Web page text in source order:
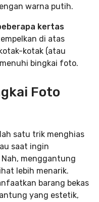
warna putih.
kertas
di atas
kotak (atau
bingkai foto.
Foto
satu trik menghias
saat ingin
menggantung
lebih menarik.
barang bekas
yang estetik,